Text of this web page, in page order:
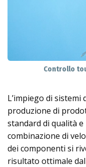
Controllo
L’impiego di
produzione di
standard di qualità
combinazione di
dei componenti si
risultato ottimale